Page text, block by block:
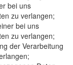
bei uns
zu verlangen;
bei uns
zu verlangen;
der Verarbeitung